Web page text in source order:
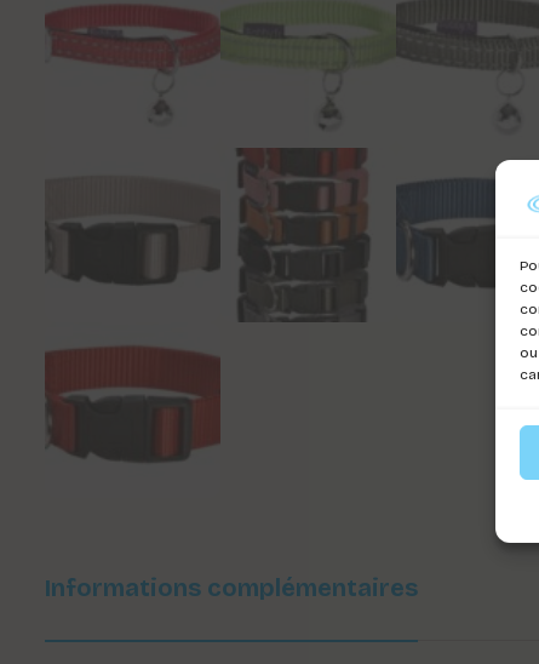
Informations complémentaires